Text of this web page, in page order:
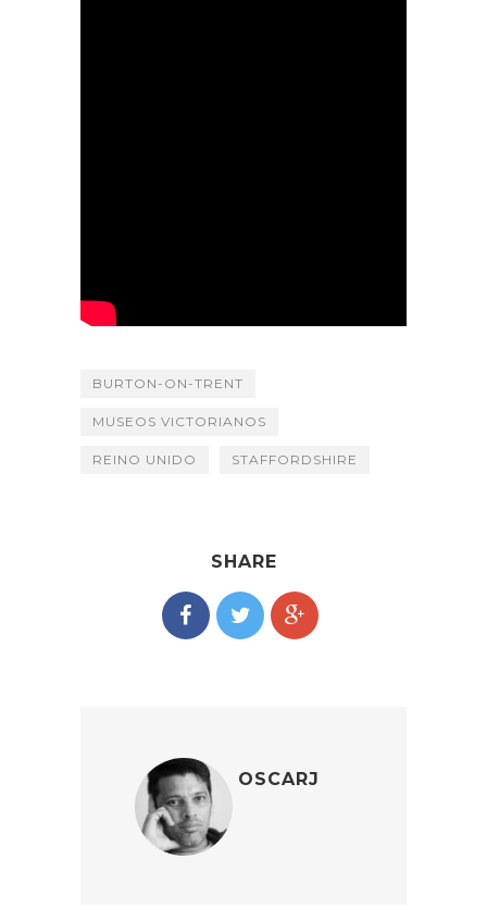
BURTON-ON-TRENT
MUSEOS VICTORIANOS
REINO UNIDO STAFFORDSHIRE
SHARE
OSCARJ